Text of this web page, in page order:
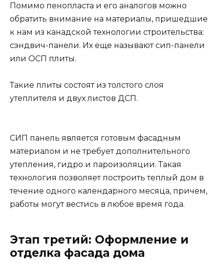
Помимо пенопласта и его аналогов можно
обратить внимание на материалы, пришедшие
к нам из канадской технологии строительства:
сэндвич-панели. Их еще называют сип-панели
или ОСП плиты.
Такие плиты состоят из толстого слоя
утеплителя и двух листов ДСП.
СИП панель является готовым фасадным
материалом и не требует дополнительного
утепления, гидро и пароизоляции. Такая
технология позволяет построить теплый дом в
течение одного календарного месяца, причем,
работы могут вестись в любое время года.
Этап третий: Оформление и
отделка фасада дома